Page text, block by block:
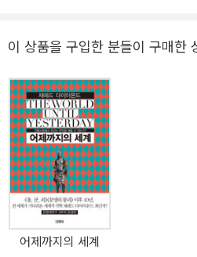
성균관대학교 법학전문대학원에서 학
교생 및 외부인까지 청강하러 찾아오
그 현장을 토대로 펴낸 《라틴어 수업
며, 일본에서도 출간 즉시 베스트셀러가 되었다. 지은 책
어 수업》을 포함한 《한동일의 로마법
업》, 《한동일의 믿음 수업》 등 ‘한동
권을 비롯해, 《THE 깊게 읽는, 법으로
아어 관용어 사전》, 《교회의 재산법》,
동일의 라틴어 산책》 등이 있다. 또한
등의 라틴어 사전을 편찬하고, 《교회법
변화시켜나갔다. 이 책은 역사를 ‘법’
역사는 로마법, 교회법, 보통법의 원리
보게 될 것은 비록 서양의 법이지만 이
조선시대와는 단절을 겪으면서 그 기
법은 바로 로마법과 교회법에서 비롯
은 오늘날 대한민국의 법이 어떤 역사
는지 그 연결고리를 밝혀나갈 작업이
에선 로마법과 초기 교회법에 대한 연
이 책은 그 기본이 되는 사상과 원리를
요한 부분을 차지함은 “가장 현명한
이 상품을 구입한 분들이 구매한
어제까지의 세계